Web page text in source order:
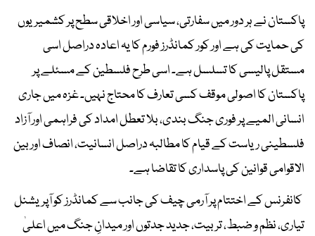
پاکستان نے ہر دور میں سفارتی، سیاسی اور اخلاقی سطح پر کشمیریوں
کی حمایت کی ہے اور کور کمانڈرز فورم کا یہ اعادہ دراصل اسی
مستقل پالیسی کا تسلسل ہے۔ اسی طرح فلسطین کے مسئلے پر
پاکستان کا اصولی موقف کسی تعارف کا محتاج نہیں۔ غزہ میں جاری
انسانی المیے پر فوری جنگ بندی، بلا تعطل امداد کی فراہمی اور آزاد
فلسطینی ریاست کے قیام کا مطالبہ دراصل انسانیت، انصاف اور بین
الاقوامی قوانین کی پاسداری کا تقاضا ہے۔
کانفرنس کے اختتام پر آرمی چیف کی جانب سے کمانڈرز کو آپریشنل
تیاری، نظم و ضبط، تربیت، جدید جدتوں اور میدانِ جنگ میں اعلیٰ